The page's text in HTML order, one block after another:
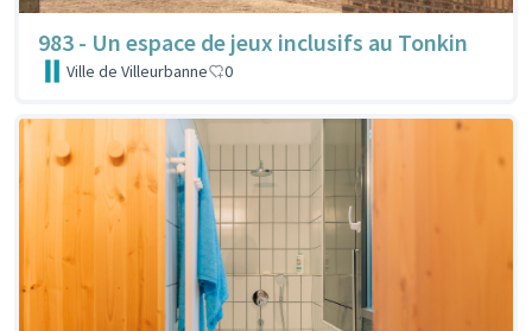
983 - Un espace de jeux inclusifs au Tonkin
Ville de Villeurbanne 0